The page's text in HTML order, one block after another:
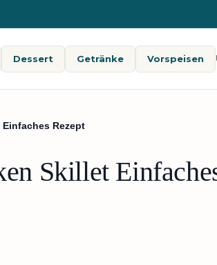
Dessert Getränke Vorspeisen
Rezept
Skillet